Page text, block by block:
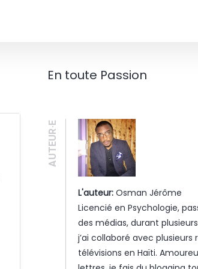
En toute Passion
AUTEUR·E
L'auteur:Osman Jérôme
Licencié en Psychologie,
des médias, durant
j’ai collaboré avec plusieurs
télévisions en Haïti.